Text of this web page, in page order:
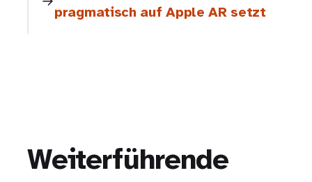
pragmatisch auf Apple AR setzt
Weiterführende